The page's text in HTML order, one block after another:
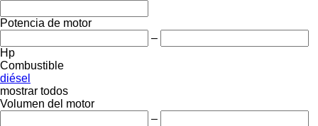
Potencia de motor
–
Hp
Combustible
diésel
mostrar todos
Volumen del motor
–